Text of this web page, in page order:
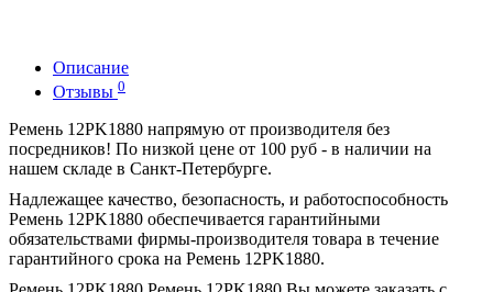
Описание
Отзывы 0
Ремень 12PK1880 напрямую от производителя без
посредников! По низкой цене от 100 руб - в наличии на
нашем складе в Санкт-Петербурге.
Надлежащее качество, безопасность, и работоспособность
Ремень 12PK1880 обеспечивается гарантийными
обязательствами фирмы-производителя товара в течение
гарантийного срока на Ремень 12PK1880.